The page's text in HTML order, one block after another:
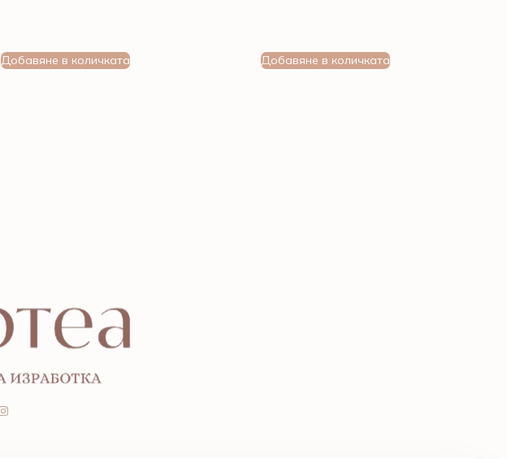
Добавяне в количката Добавяне в количката